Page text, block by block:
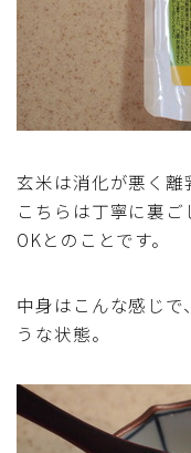
もやし・豆苗・たけ
洋菓子 (焼き菓子)
洋菓子 (その他)
マクロビスイーツ・
パン・パンケーキ・
粉もの
玄米は消化が悪く離
こちらは丁寧に裏
OKとのことです。
中身はこんな感じで
うな状態。